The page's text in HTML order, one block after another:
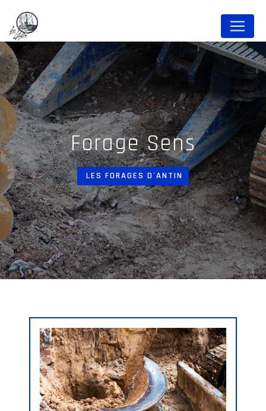
forage Sens
LES FORAGES D'ANTIN